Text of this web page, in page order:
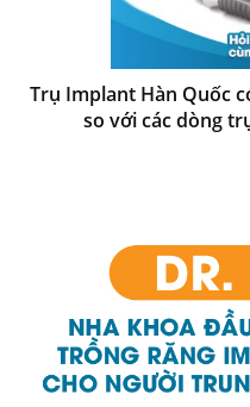
Trụ Implant Hàn Quốc
so với các dòng